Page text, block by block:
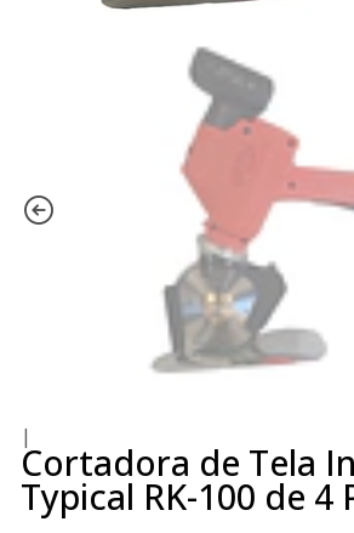
|
Cortadora de Tela
Typical RK-100 de 4